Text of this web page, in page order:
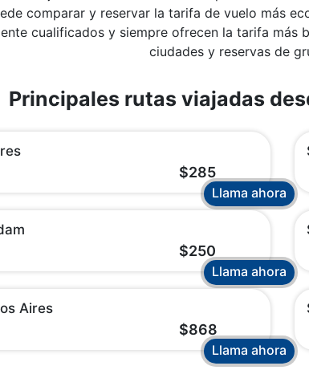
comparar y reservar la tarifa de vuelo más
cualificados y siempre ofrecen la tarifa
ciudades y reservas de
Principales rutas viajadas
Llama ahora
$285
Llama ahora
$250
Aires
Llama ahora
$868